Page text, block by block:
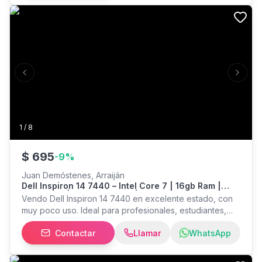
1 / 8
Previous slide Next
$ 695-9%
Juan Demóstenes, Arraiján
Dell Inspiron 14 7440 – Intel Core 7 | 16gb Ram |
512gb Ssd | Pantalla Táctil | Como Nueva
Vendo Dell Inspiron 14 7440 en excelente estado, con
muy poco uso. Ideal para profesionales, estudiantes,
programación, diseño, oficina, edición de contenido y
multitarea. CUENTO CON LA FACTURA Y EL EQUIPO AUN
ESTA EN GARANTIA. Especificaciones Procesador Intel®
Core™ 7-150U (Nueva generación) Memoria 16 GB DDR5
Contactar Llamar WhatsApp